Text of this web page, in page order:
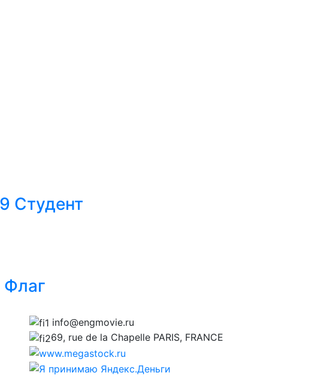
Студент
Флаг
info@engmovie.ru
69, rue de la Chapelle PARIS, FRANCE